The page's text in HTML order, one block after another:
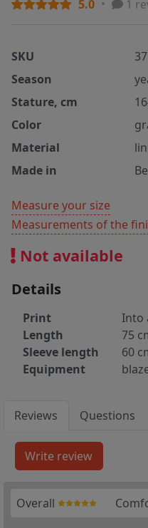
5.0 1
SKU
Season
Stature, cm
Color
Material
Made in
Measure your size
Measurements of the
Not available
Details
Print
Into
Length
75
Sleeve length
60
Equipment
Reviews Questions
Overall